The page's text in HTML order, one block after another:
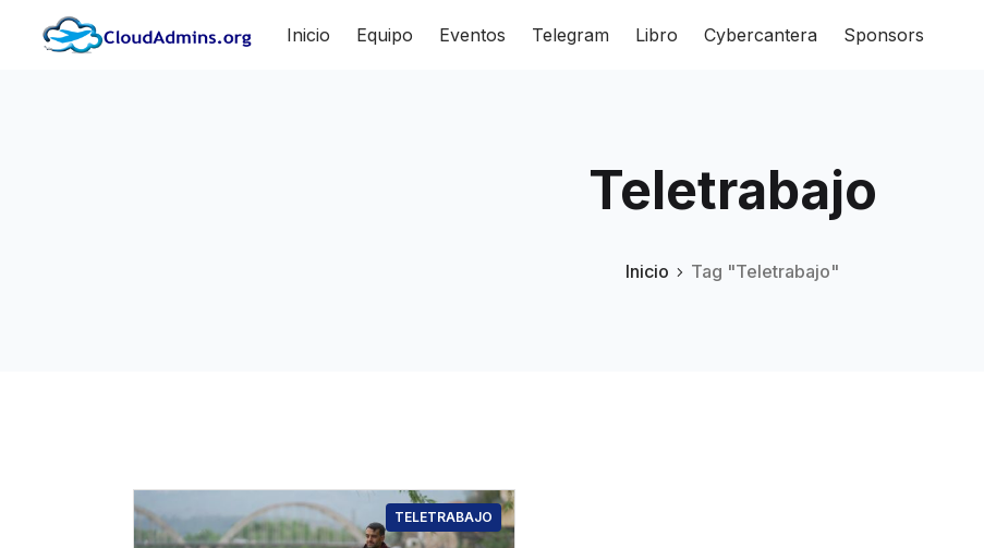
Inicio Equipo Eventos Telegram Libro Cybercantera Sponsors
Teletrabajo
Inicio Tag "Teletrabajo"
TELETRABAJO